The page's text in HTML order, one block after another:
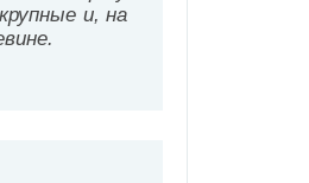
и, на